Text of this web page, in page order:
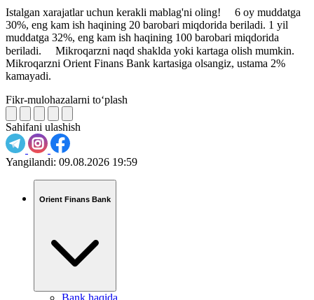
Istalgan xarajatlar uchun kerakli mablag'ni oling! ⠀ 6 oy muddatga
30%, eng kam ish haqining 20 barobari miqdorida beriladi. 1 yil
muddatga 32%, eng kam ish haqining 100 barobari miqdorida
beriladi. ⠀ Mikroqarzni naqd shaklda yoki kartaga olish mumkin. ⠀
Mikroqarzni Orient Finans Bank kartasiga olsangiz, ustama 2%
kamayadi.
Fikr-mulohazalarni to‘plash
Sahifani ulashish
Yangilandi: 09.08.2026 19:59
Orient Finans Bank